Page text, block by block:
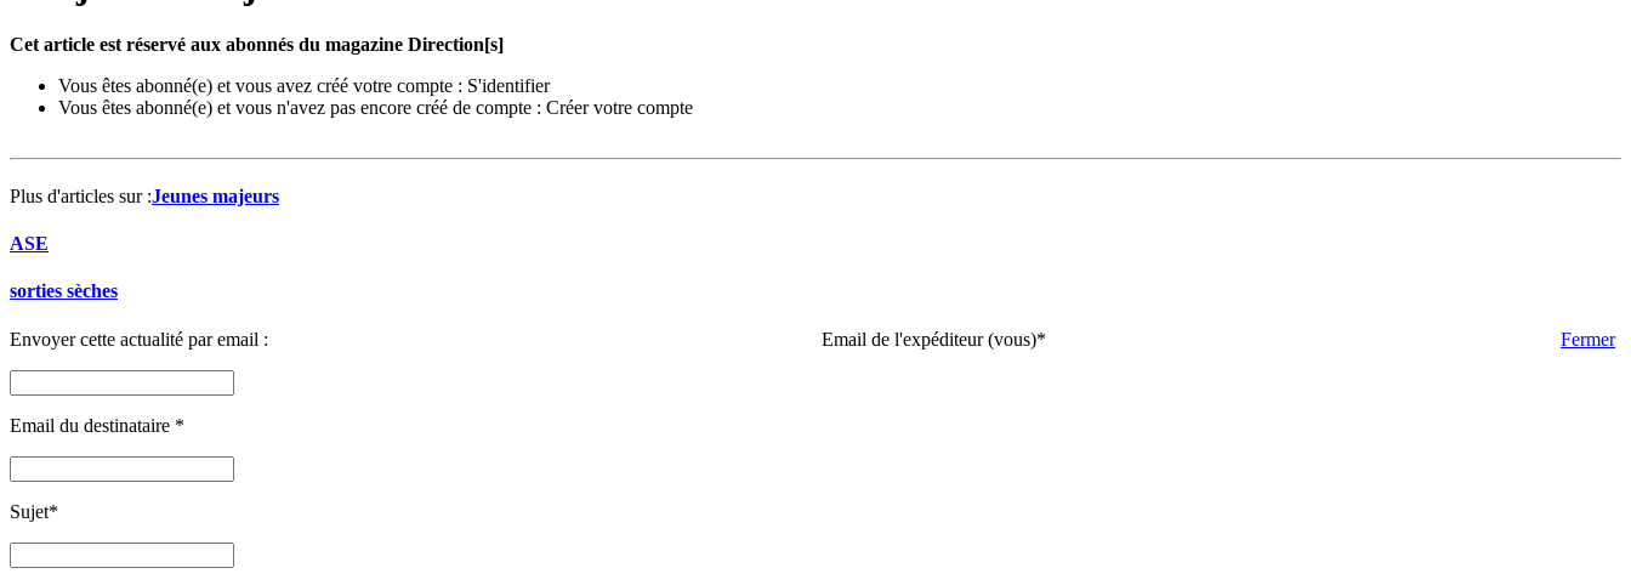
Cet article est réservé aux abonnés du magazine Direction[s]
Vous êtes abonné(e) et vous avez créé votre compte : S'identifier
Vous êtes abonné(e) et vous n'avez pas encore créé de compte : Créer votre compte
Plus d'articles sur :Jeunes majeurs
ASE
sorties sèches
Envoyer cette actualité par email : Fermer
Email de l'expéditeur (vous)*
Email du destinataire *
Sujet*